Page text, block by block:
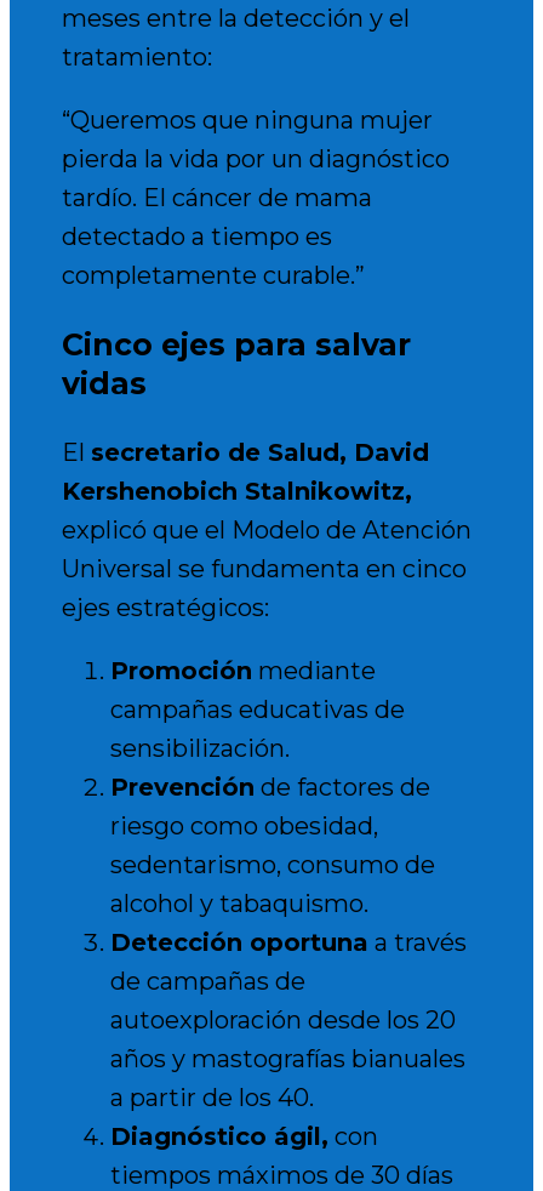
meses entre la detección y el
tratamiento:
“Queremos que ninguna mujer
pierda la vida por un diagnóstico
tardío. El cáncer de mama
detectado a tiempo es
completamente curable.”
Cinco ejes para salvar
vidas
El secretario de Salud, David
Kershenobich Stalnikowitz,
explicó que el Modelo de Atención
Universal se fundamenta en cinco
ejes estratégicos:
Promoción mediante
campañas educativas de
sensibilización.
Prevención de factores de
riesgo como obesidad,
sedentarismo, consumo de
alcohol y tabaquismo.
Detección oportuna a través
de campañas de
autoexploración desde los 20
años y mastografías bianuales
a partir de los 40.
Diagnóstico ágil, con
tiempos máximos de 30 días